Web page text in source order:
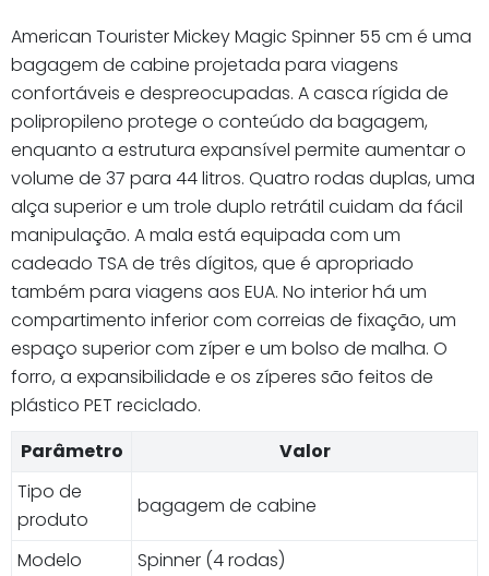
American Tourister Mickey Magic Spinner 55 cm é uma
bagagem de cabine projetada para viagens
confortáveis ​​e despreocupadas. A casca rígida de
polipropileno protege o conteúdo da bagagem,
enquanto a estrutura expansível permite aumentar o
volume de 37 para 44 litros. Quatro rodas duplas, uma
alça superior e um trole duplo retrátil cuidam da fácil
manipulação. A mala está equipada com um
cadeado TSA de três dígitos, que é apropriado
também para viagens aos EUA. No interior há um
compartimento inferior com correias de fixação, um
espaço superior com zíper e um bolso de malha. O
forro, a expansibilidade e os zíperes são feitos de
plástico PET reciclado.
Parâmetro
Valor
Tipo de
produto
bagagem de cabine
Modelo
Spinner (4 rodas)